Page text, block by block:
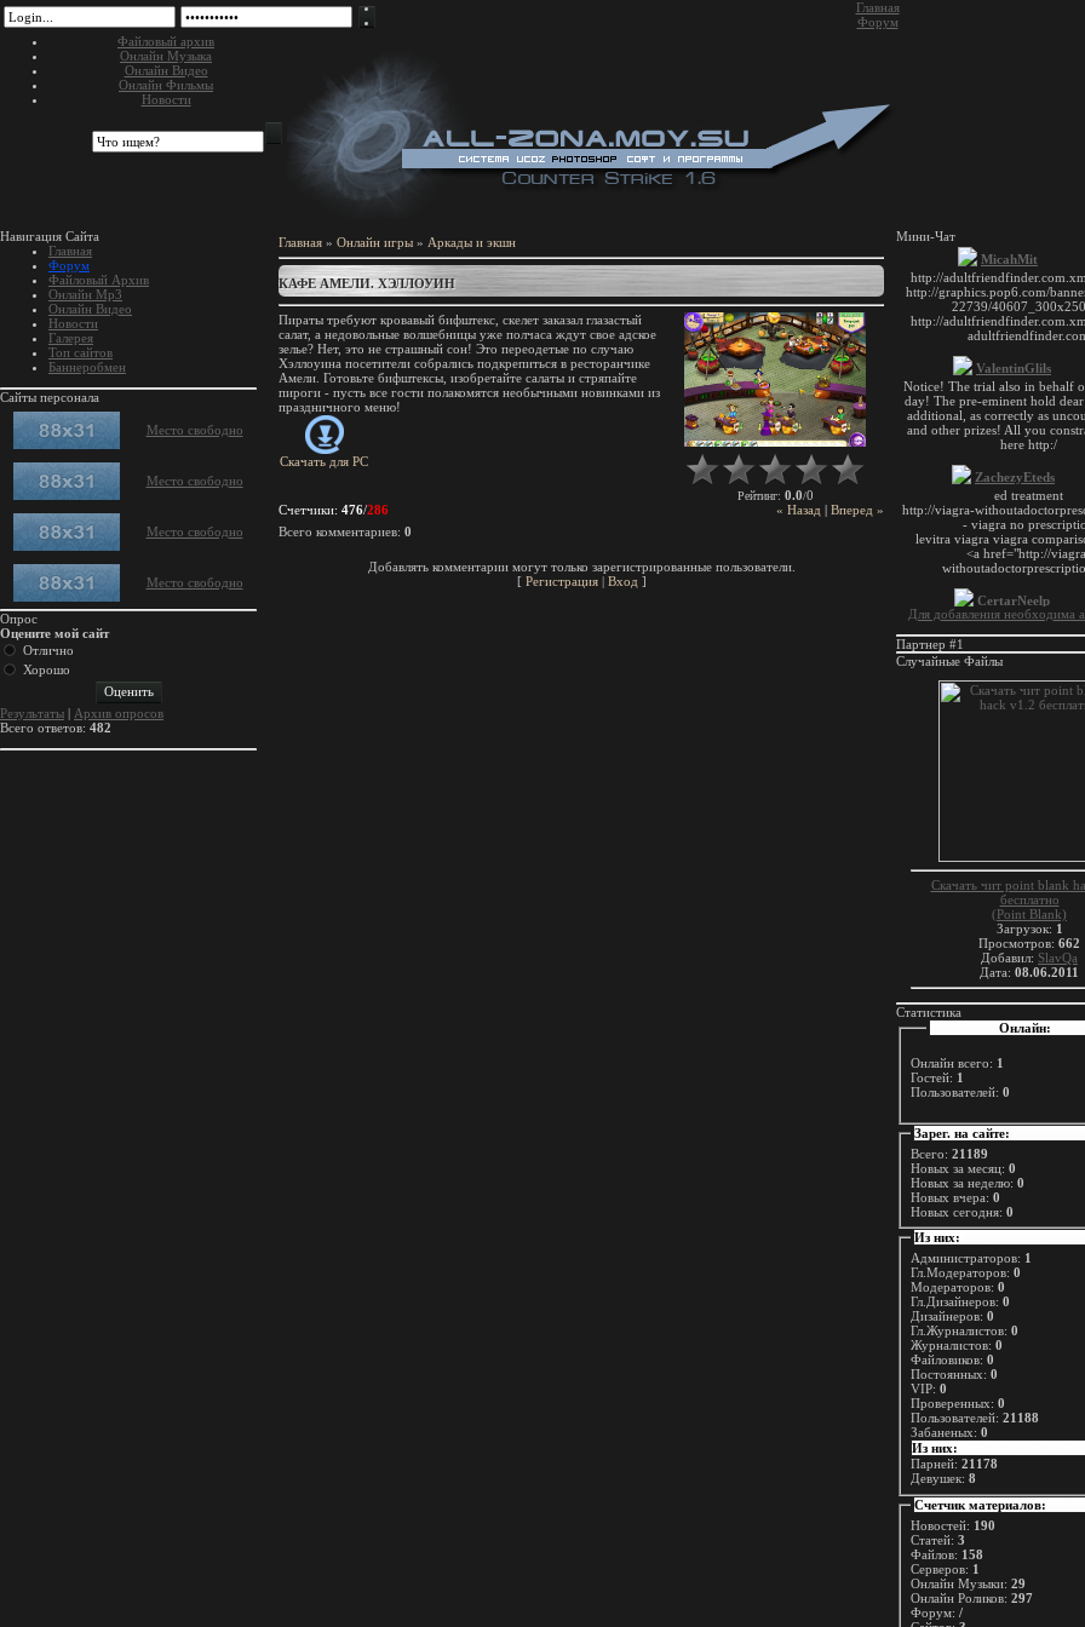
Главная
Форум
Файловый архив
Онлайн Музыка
Онлайн Видео
Онлайн Фильмы
Новости
Навигация Сайта
Главная
Форум
Файловый Архив
Онлайн Mp3
Онлайн Видео
Новости
Галерея
Топ сайтов
Баннеробмен
Сайты персонала
Место свободно
Место свободно
Место свободно
Место свободно
Опрос
Оцените мой сайт
Отлично
Хорошо
Результаты | Архив опросов
Всего ответов: 482
Главная » Онлайн игры » Аркады и экшн
КАФЕ АМЕЛИ. ХЭЛЛОУИН
Пираты требуют кровавый бифштекс, скелет заказал глазастый
салат, а недовольные волшебницы уже полчаса ждут свое адское
зелье? Нет, это не страшный сон! Это переодетые по случаю
Хэллоуина посетители собрались подкрепиться в ресторанчике
Амели. Готовьте бифштексы, изобретайте салаты и стряпайте
пироги - пусть все гости полакомятся необычными новинками из
праздничного меню!
Скачать для PC
Рейтинг: 0.0/0
« Назад | Вперед »
Счетчики: 476/286
Всего комментариев: 0
Добавлять комментарии могут только зарегистрированные пользователи.
[ Регистрация| Вход ]
Мини-Чат
Для добавления необходима
Партнер #1
Случайные Файлы
Скачать чит point blank
бесплатно
(Point Blank)
Загрузок: 1
Просмотров: 662
Добавил: SlavQa
Дата: 08.06.2011
Статистика
Онлайн:
Онлайн всего: 1
Гостей: 1
Пользователей:0
Зарег. на сайте:
Всего:21189
Новых за месяц:0
Новых за неделю:0
Новых вчера:0
Новых сегодня:0
Из них:
Администраторов: 1
Гл.Модераторов:0
Модераторов:0
Гл.Дизайнеров:0
Дизайнеров:0
Гл.Журналистов:0
Журналистов:0
Файловиков:0
Постоянных:0
VIP:0
Проверенных:0
Пользователей:21188
Забаненых:0
Из них:
Парней:21178
Девушек:8
Счетчик материалов:
Новостей: 190
Статей:3
Файлов: 158
Серверов: 1
Онлайн Музыки:29
Онлайн Роликов:297
Форум:/